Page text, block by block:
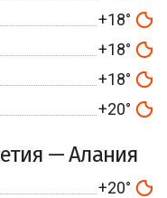
+18°
+18°
+18°
+20°
— Алания
+20°